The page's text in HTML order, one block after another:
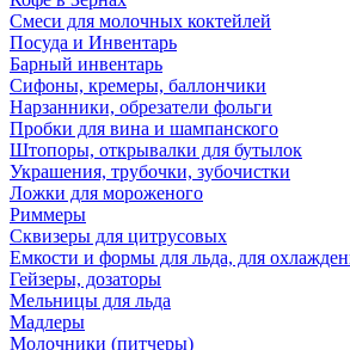
Смеси для молочных коктейлей
Посуда и Инвентарь
Барный инвентарь
Сифоны, кремеры, баллончики
Нарзанники, обрезатели фольги
Пробки для вина и шампанского
Штопоры, открывалки для бутылок
Украшения, трубочки, зубочистки
Ложки для мороженого
Риммеры
Сквизеры для цитрусовых
Емкости и формы для льда, для
Гейзеры, дозаторы
Мельницы для льда
Мадлеры
Молочники (питчеры)